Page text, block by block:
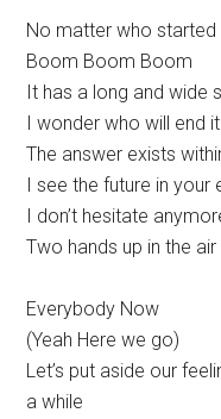
No matter who started
Boom Boom Boom
It has a long and wide
I wonder who will end it
The answer exists
I see the future in your
I don’t hesitate
Two hands up in the air
Everybody Now
(Yeah Here we go)
Let’s put aside our
a while